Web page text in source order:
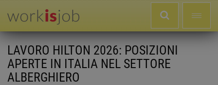
LAVORO HILTON 2026: POSIZIONI
APERTE IN ITALIA NEL SETTORE
ALBERGHIERO